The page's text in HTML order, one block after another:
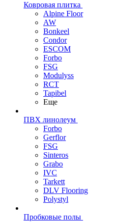
Ковровая плитка
Alpine Floor
AW
Bonkeel
Condor
ESCOM
Forbo
FSG
Modulyss
RCT
Tapibel
Еще
ПВХ линолеум
Forbo
Gerflor
FSG
Sinteros
Grabo
IVC
Tarkett
DLV Flooring
Polystyl
Пробковые полы